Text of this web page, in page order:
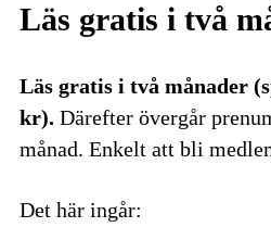
Läs gratis i två
Läs gratis i två månader
kr). Därefter övergår
månad. Enkelt att bli
Det här ingår: